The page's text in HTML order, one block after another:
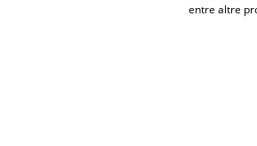
entre altre